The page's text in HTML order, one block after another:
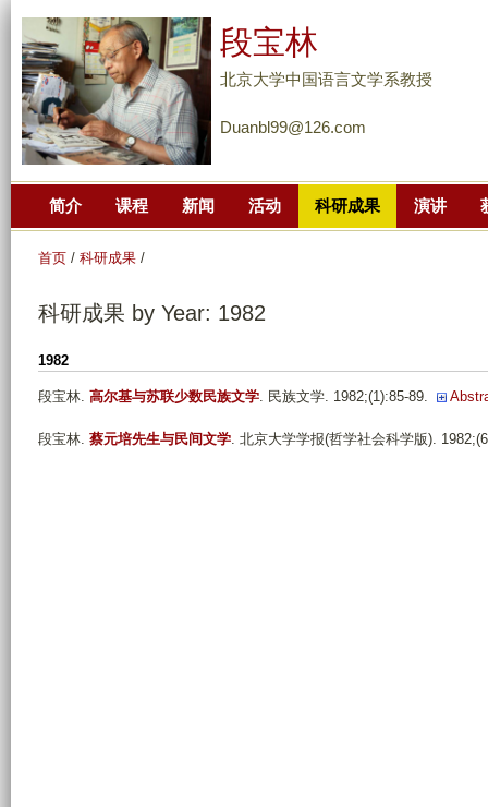
主
段宝林
北京大学中国语言文学系教授
Duanbl99@126.com
简介 课程 新闻 活动 科研成果 演讲
首页 / 科研成果 /
科研成果 by Year: 1982
1982
段宝林. 高尔基与苏联少数民族文学. 民族文学. 1982;(1):85-89.
段宝林. 蔡元培先生与民间文学. 北京大学学报(哲学社会科学版).